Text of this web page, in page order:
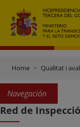
Home Qualitat i
Navegación
Red de